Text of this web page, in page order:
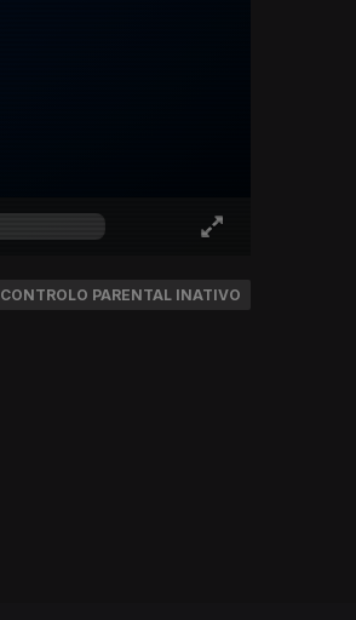
CONTROLO PARENTAL INATIVO